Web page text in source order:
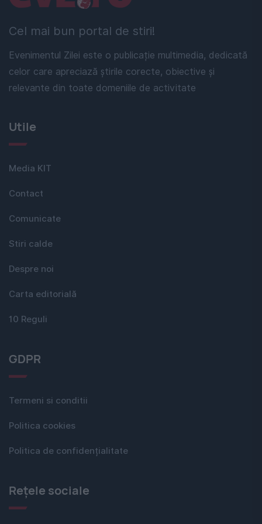
Cel mai bun portal de stiri!
Evenimentul Zilei este o publicație multimedia, dedicată
celor care apreciază știrile corecte, obiective și
relevante din toate domeniile de activitate
Utile
Media KIT
Contact
Comunicate
Stiri calde
Despre noi
Carta editorială
10 Reguli
GDPR
Termeni si conditii
Politica cookies
Politica de confidențialitate
Rețele sociale